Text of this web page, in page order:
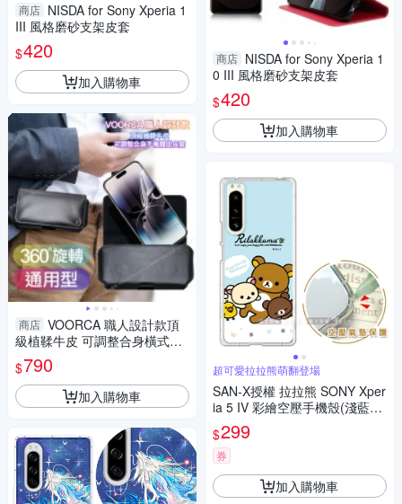
商店 NISDA for Sony Xperia 1
III 風格磨砂支架皮套
$420
加入購物車
商店 VOORCA 職人設計款頂
級植鞣牛皮 可調整合身橫式腰
掛皮套for SONY Xperia 1 IV 電
競特仕版
$790
加入購物車
商店 NISDA for Sony Xperia 1
0 III 風格磨砂支架皮套
$420
加入購物車
超可愛拉拉熊萌翻登場
SAN-X授權 拉拉熊 SONY Xper
ia 5 IV 彩繪空壓手機殼(淺藍撒
嬌)
$299
券
加入購物車